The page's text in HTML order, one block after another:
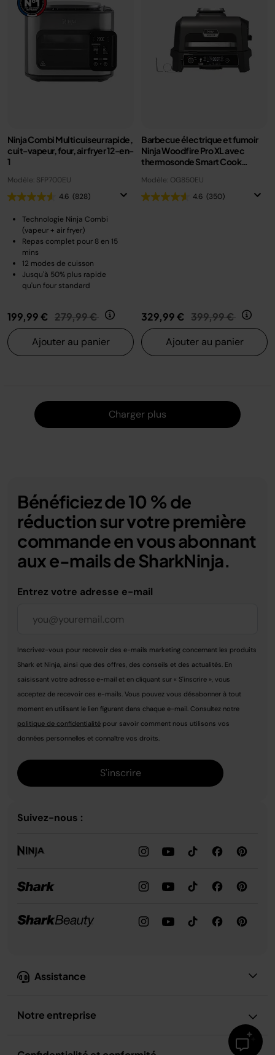
Ninja Combi Multicuiseur rapide,
cuit-vapeur, four, air fryer 12-en-
1
Modèle: SFP700EU
4.6 (828)
Technologie Ninja Combi
(vapeur + air fryer)
Repas complet pour 8 en 15
mins
12 modes de cuisson
Jusqu'à 50% plus rapide
qu'un four standard
199,99 € Prix réduit de
279,99 € au
Ajouter au panier
Barbecue électrique et fumoir
Ninja Woodfire Pro XL avec
thermosonde Smart Cook
Modèle: OG850EU
4.6 (350)
329,99 € Prix réduit de
399,99 € au
Ajouter au panier
Charger plus
Assistance
Notre entreprise
Bénéficiez de 10 % de
réduction sur votre première
commande en vous abonnant
aux e-mails de SharkNinja.
Entrez votre adresse e-mail
Inscrivez-vous pour recevoir des e-mails marketing concernant les produits
Shark et Ninja, ainsi que des offres, des conseils et des actualités. En
saisissant votre adresse e-mail et en cliquant sur « S'inscrire », vous
acceptez de recevoir ces e-mails. Vous pouvez vous désabonner à tout
moment en utilisant le lien figurant dans chaque e-mail. Consultez notre
politique de confidentialité pour savoir comment nous utilisons vos
données personnelles et connaître vos droits.
S'inscrire
Suivez-nous :